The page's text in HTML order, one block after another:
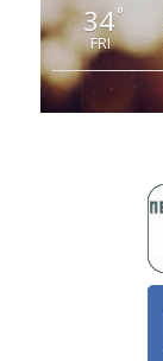
34°
FRI